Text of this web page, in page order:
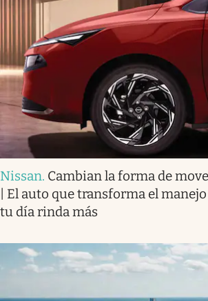
Nissan. Cambian la forma de
| El auto que transforma el
tu día rinda más